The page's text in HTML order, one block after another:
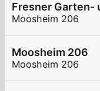
Fresner Garten-
Moosheim 206
Moosheim 206
Moosheim 206